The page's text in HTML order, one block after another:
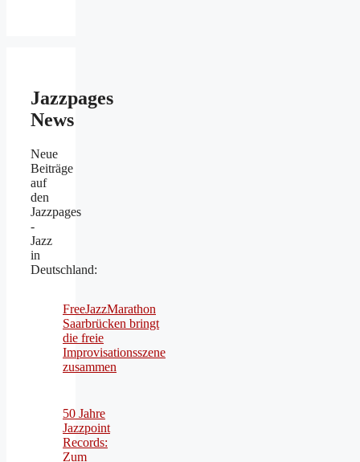
Jazzpages
News
Neue
Beiträge
auf
den
Jazzpages
-
Jazz
in
Deutschland:
FreeJazzMarathon
Saarbrücken bringt
die freie
Improvisationsszene
zusammen
50 Jahre
Jazzpoint
Records:
Zum